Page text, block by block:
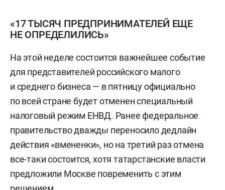
«17 ТЫСЯЧ ПРЕДПРИНИМАТЕЛЕЙ ЕЩЕ
НЕ ОПРЕДЕЛИЛИСЬ»
На этой неделе состоится важнейшее событие
для представителей российского малого
и среднего бизнеса — в пятницу официально
по всей стране будет отменен специальный
налоговый режим ЕНВД. Ранее федеральное
правительство дважды переносило дедлайн
действия «вмененки», но на третий раз отмена
все-таки состоится, хотя татарстанские власти
предложили Москве повременить с этим